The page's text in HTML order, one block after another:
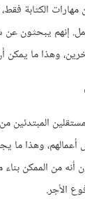
مهارات الكتابة
إنهم يبحثون
وهذا ما يمكن
أعمالهم، وهذا ما
أنه من الممكن
الأجر.